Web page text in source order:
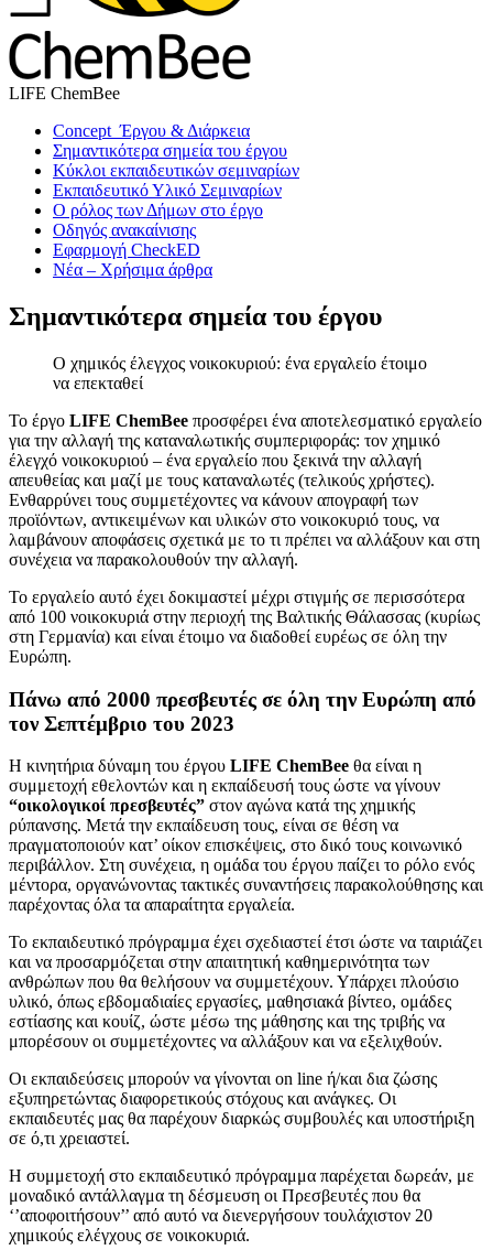
LIFE ChemBee
Concept Έργου & Διάρκεια
Σημαντικότερα σημεία του έργου
Κύκλοι εκπαιδευτικών σεμιναρίων
Εκπαιδευτικό Υλικό Σεμιναρίων
Ο ρόλος των Δήμων στο έργο
Οδηγός ανακαίνισης
Εφαρμογή CheckED
Νέα – Χρήσιμα άρθρα
Σημαντικότερα σημεία του έργου
Ο χημικός έλεγχος νοικοκυριού: ένα εργαλείο έτοιμο
να επεκταθεί
Το έργο LIFE ChemBee προσφέρει ένα αποτελεσματικό εργαλείο
για την αλλαγή της καταναλωτικής συμπεριφοράς: τον χημικό
έλεγχό νοικοκυριού – ένα εργαλείο που ξεκινά την αλλαγή
απευθείας και μαζί με τους καταναλωτές (τελικούς χρήστες).
Ενθαρρύνει τους συμμετέχοντες να κάνουν απογραφή των
προϊόντων, αντικειμένων και υλικών στο νοικοκυριό τους, να
λαμβάνουν αποφάσεις σχετικά με το τι πρέπει να αλλάξουν και στη
συνέχεια να παρακολουθούν την αλλαγή.
Το εργαλείο αυτό έχει δοκιμαστεί μέχρι στιγμής σε περισσότερα
από 100 νοικοκυριά στην περιοχή της Βαλτικής Θάλασσας (κυρίως
στη Γερμανία) και είναι έτοιμο να διαδοθεί ευρέως σε όλη την
Ευρώπη.
Πάνω από 2000 πρεσβευτές σε όλη την Ευρώπη από
τον Σεπτέμβριο του 2023
Η κινητήρια δύναμη του έργου LIFE ChemBee θα είναι η
συμμετοχή εθελοντών και η εκπαίδευσή τους ώστε να γίνουν
“οικολογικοί πρεσβευτές” στον αγώνα κατά της χημικής
ρύπανσης. Μετά την εκπαίδευση τους, είναι σε θέση να
πραγματοποιούν κατ’ οίκον επισκέψεις, στο δικό τους κοινωνικό
περιβάλλον. Στη συνέχεια, η ομάδα του έργου παίζει το ρόλο ενός
μέντορα, οργανώνοντας τακτικές συναντήσεις παρακολούθησης και
παρέχοντας όλα τα απαραίτητα εργαλεία.
Το εκπαιδευτικό πρόγραμμα έχει σχεδιαστεί έτσι ώστε να ταιριάζει
και να προσαρμόζεται στην απαιτητική καθημερινότητα των
ανθρώπων που θα θελήσουν να συμμετέχουν. Υπάρχει πλούσιο
υλικό, όπως εβδομαδιαίες εργασίες, μαθησιακά βίντεο, ομάδες
εστίασης και κουίζ, ώστε μέσω της μάθησης και της τριβής να
μπορέσουν οι συμμετέχοντες να αλλάξουν και να εξελιχθούν.
Οι εκπαιδεύσεις μπορούν να γίνονται on line ή/και δια ζώσης
εξυπηρετώντας διαφορετικούς στόχους και ανάγκες. Οι
εκπαιδευτές μας θα παρέχουν διαρκώς συμβουλές και υποστήριξη
σε ό,τι χρειαστεί.
Η συμμετοχή στο εκπαιδευτικό πρόγραμμα παρέχεται δωρεάν, με
μοναδικό αντάλλαγμα τη δέσμευση οι Πρεσβευτές που θα
‘’αποφοιτήσουν’’ από αυτό να διενεργήσουν τουλάχιστον 20
χημικούς ελέγχους σε νοικοκυριά.